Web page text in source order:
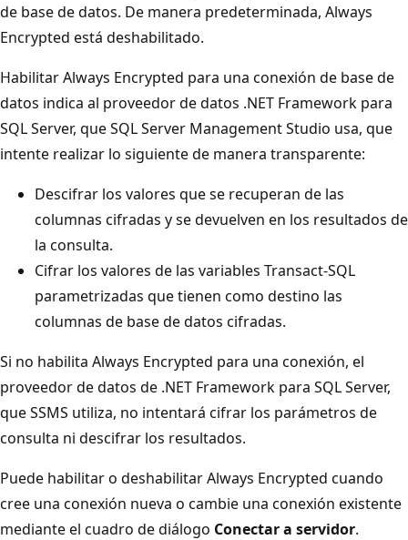
de base de datos. De manera predeterminada, Always
Encrypted está deshabilitado.
Habilitar Always Encrypted para una conexión de base de
datos indica al proveedor de datos .NET Framework para
SQL Server, que SQL Server Management Studio usa, que
intente realizar lo siguiente de manera transparente:
Descifrar los valores que se recuperan de las
columnas cifradas y se devuelven en los resultados de
la consulta.
Cifrar los valores de las variables Transact-SQL
parametrizadas que tienen como destino las
columnas de base de datos cifradas.
Si no habilita Always Encrypted para una conexión, el
proveedor de datos de .NET Framework para SQL Server,
que SSMS utiliza, no intentará cifrar los parámetros de
consulta ni descifrar los resultados.
Puede habilitar o deshabilitar Always Encrypted cuando
cree una conexión nueva o cambie una conexión existente
mediante el cuadro de diálogo Conectar a servidor.